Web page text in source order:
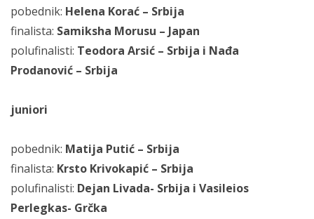
pobednik: Helena Korać – Srbija
finalista: Samiksha Morusu – Japan
polufinalisti: Teodora Arsić – Srbija i Nađa
Prodanović – Srbija
juniori
pobednik: Matija Putić – Srbija
finalista: Krsto Krivokapić – Srbija
polufinalisti: Dejan Livada- Srbija i Vasileios
Perlegkas- Grčka